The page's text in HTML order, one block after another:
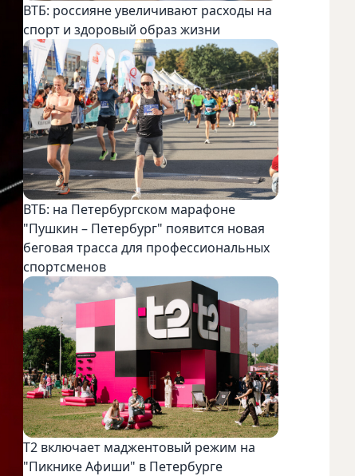
ВТБ: россияне увеличивают расходы на
спорт и здоровый образ жизни
ВТБ: на Петербургском марафоне
"Пушкин – Петербург" появится новая
беговая трасса для профессиональных
спортсменов
Т2 включает маджентовый режим на
"Пикнике Афиши" в Петербурге